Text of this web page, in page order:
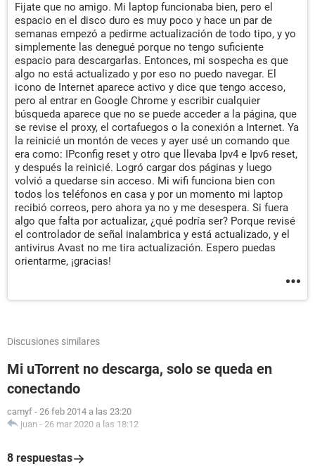
Fijate que no amigo. Mi laptop funcionaba bien, pero el
espacio en el disco duro es muy poco y hace un par de
semanas empezó a pedirme actualización de todo tipo, y yo
simplemente las denegué porque no tengo suficiente
espacio para descargarlas. Entonces, mi sospecha es que
algo no está actualizado y por eso no puedo navegar. El
icono de Internet aparece activo y dice que tengo acceso,
pero al entrar en Google Chrome y escribir cualquier
búsqueda aparece que no se puede acceder a la página, que
se revise el proxy, el cortafuegos o la conexión a Internet. Ya
la reinicié un montón de veces y ayer usé un comando que
era como: IPconfig reset y otro que llevaba Ipv4 e Ipv6 reset,
y después la reinicié. Logró cargar dos páginas y luego
volvió a quedarse sin acceso. Mi wifi funciona bien con
todos los teléfonos en casa y por un momento mi laptop
recibió correos, pero ahora ya no y me desespera. Si fuera
algo que falta por actualizar, ¿qué podría ser? Porque revisé
el controlador de señal inalambrica y está actualizado, y el
antivirus Avast no me tira actualización. Espero puedas
orientarme, ¡gracias!
Discusiones similares
Mi uTorrent no descarga, solo se queda en
conectando
camyf - 26 feb 2014 a las 23:20
juan - 26 mar 2020 a las 18:12
8 respuestas